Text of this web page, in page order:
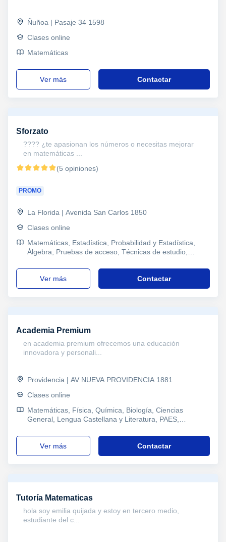
Ñuñoa | Pasaje 34 1598
Clases online
Matemáticas
ver más Contactar
Sforzato
???? ¿te apasionan los números o necesitas mejorar
en matemáticas ...
(5 opiniones)
PROMO
La Florida | Avenida San Carlos 1850
Clases online
Matemáticas, Estadística, Probabilidad y Estadística,
Álgebra, Pruebas de acceso, Técnicas de estudio,
ver más Contactar
Academia Premium
en academia premium ofrecemos una educación
innovadora y personali...
Providencia | AV NUEVA PROVIDENCIA 1881
Clases online
Matemáticas, Física, Química, Biología, Ciencias
General, Lengua Castellana y Literatura, PAES,
Enseñanza Básica, Ciclos Formativos
ver más
Contactar
Tutoría Matematicas
hola soy emilia quijada y estoy en tercero medio,
estudiante del c...